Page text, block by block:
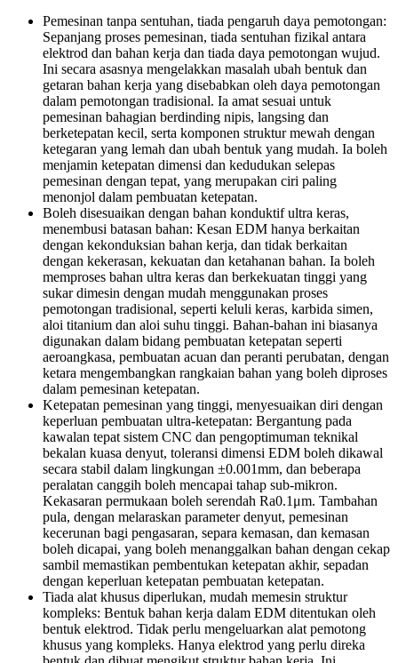
Pemesinan tanpa sentuhan, tiada pengaruh daya pemotongan:
Sepanjang proses pemesinan, tiada sentuhan fizikal antara
elektrod dan bahan kerja dan tiada daya pemotongan wujud.
Ini secara asasnya mengelakkan masalah ubah bentuk dan
getaran bahan kerja yang disebabkan oleh daya pemotongan
dalam pemotongan tradisional. Ia amat sesuai untuk
pemesinan bahagian berdinding nipis, langsing dan
berketepatan kecil, serta komponen struktur mewah dengan
ketegaran yang lemah dan ubah bentuk yang mudah. ​​Ia boleh
menjamin ketepatan dimensi dan kedudukan selepas
pemesinan dengan tepat, yang merupakan ciri paling
menonjol dalam pembuatan ketepatan.
Boleh disesuaikan dengan bahan konduktif ultra keras,
menembusi batasan bahan: Kesan EDM hanya berkaitan
dengan kekonduksian bahan kerja, dan tidak berkaitan
dengan kekerasan, kekuatan dan ketahanan bahan. Ia boleh
memproses bahan ultra keras dan berkekuatan tinggi yang
sukar dimesin dengan mudah menggunakan proses
pemotongan tradisional, seperti keluli keras, karbida simen,
aloi titanium dan aloi suhu tinggi. Bahan-bahan ini biasanya
digunakan dalam bidang pembuatan ketepatan seperti
aeroangkasa, pembuatan acuan dan peranti perubatan, dengan
ketara mengembangkan rangkaian bahan yang boleh diproses
dalam pemesinan ketepatan.
Ketepatan pemesinan yang tinggi, menyesuaikan diri dengan
keperluan pembuatan ultra-ketepatan: Bergantung pada
kawalan tepat sistem CNC dan pengoptimuman teknikal
bekalan kuasa denyut, toleransi dimensi EDM boleh dikawal
secara stabil dalam lingkungan ±0.001mm, dan beberapa
peralatan canggih boleh mencapai tahap sub-mikron.
Kekasaran permukaan boleh serendah Ra0.1μm. Tambahan
pula, dengan melaraskan parameter denyut, pemesinan
kecerunan bagi pengasaran, separa kemasan, dan kemasan
boleh dicapai, yang boleh menanggalkan bahan dengan cekap
sambil memastikan pembentukan ketepatan akhir, sepadan
dengan keperluan ketepatan pembuatan ketepatan.
Tiada alat khusus diperlukan, mudah memesin struktur
kompleks: Bentuk bahan kerja dalam EDM ditentukan oleh
bentuk elektrod. Tidak perlu mengeluarkan alat pemotong
khusus yang kompleks. Hanya elektrod yang perlu direka